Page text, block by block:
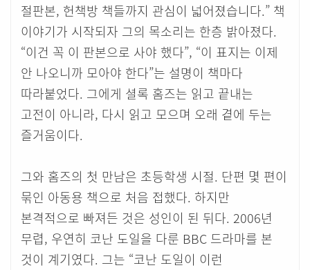
절판본, 헌책방 책들까지 관심이 넓어졌습니다.” 책
이야기가 시작되자 그의 목소리는 한층 밝아졌다.
“이건 꼭 이 판본으로 사야 했다”, “이 표지는 이제
안 나오니까 모아야 한다”는 설명이 책마다
따라붙었다. 그에게 셜록 홈즈는 읽고 끝내는
고전이 아니라, 다시 읽고 모으며 오래 곁에 두는
즐거움이다.
그와 홈즈의 첫 만남은 초등학생 시절. 단편 몇 편이
묶인 아동용 책으로 처음 접했다. 하지만
본격적으로 빠져든 것은 성인이 된 뒤다. 2006년
무렵, 우연히 코난 도일을 다룬 BBC 드라마를 본
것이 계기였다. 그는 “코난 도일이 이런